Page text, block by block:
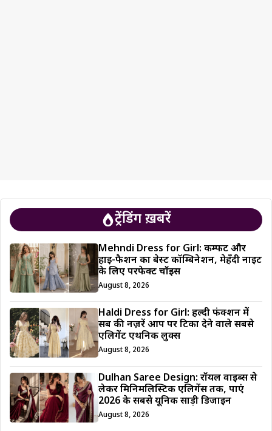
ट्रेंडिंग ख़बरें
Mehndi Dress for Girl: कम्फर्ट और
हाई-फैशन का बेस्ट कॉम्बिनेशन, मेहँदी नाइट
के लिए परफेक्ट चॉइस
August 8, 2026
Haldi Dress for Girl: हल्दी फंक्शन में
सब की नज़रें आप पर टिका देने वाले सबसे
एलिगेंट एथनिक लुक्स
August 8, 2026
Dulhan Saree Design: रॉयल वाइब्स से
लेकर मिनिमलिस्टिक एलिगेंस तक, पाएं
2026 के सबसे यूनिक साड़ी डिजाईन
August 8, 2026